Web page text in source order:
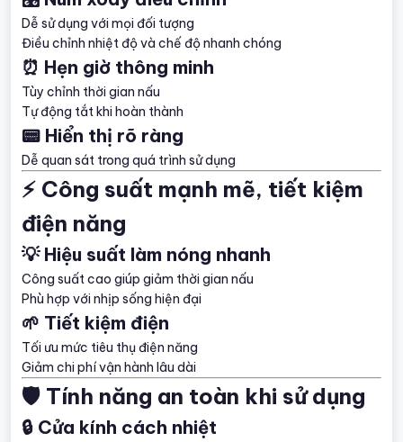
Dễ sử dụng với mọi đối tượng
Điều chỉnh nhiệt độ và chế độ nhanh chóng
⏰ Hẹn giờ thông minh
Tùy chỉnh thời gian nấu
Tự động tắt khi hoàn thành
📟 Hiển thị rõ ràng
Dễ quan sát trong quá trình sử dụng
⚡ Công suất mạnh mẽ, tiết kiệm
điện năng
💡 Hiệu suất làm nóng nhanh
Công suất cao giúp giảm thời gian nấu
Phù hợp với nhịp sống hiện đại
🌱 Tiết kiệm điện
Tối ưu mức tiêu thụ điện năng
Giảm chi phí vận hành lâu dài
🛡️ Tính năng an toàn khi sử dụng
🔒 Cửa kính cách nhiệt